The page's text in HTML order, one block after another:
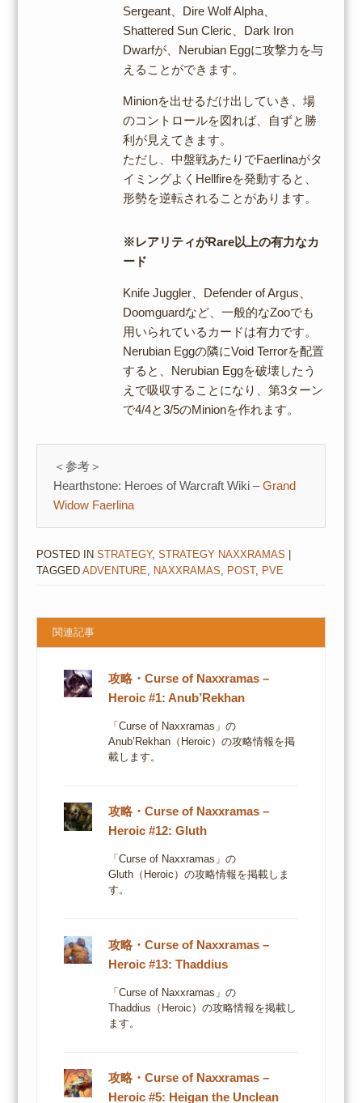
Sergeant、Dire Wolf Alpha、
Shattered Sun Cleric、Dark Iron
Dwarfが、Nerubian Eggに攻撃力を与
えることができます。
Minionを出せるだけ出していき、場
のコントロールを図れば、自ずと勝
利が見えてきます。
ただし、中盤戦あたりでFaerlinaがタ
イミングよくHellfireを発動すると、
形勢を逆転されることがあります。
※レアリティがRare以上の有力なカ
ード
Knife Juggler、Defender of Argus、
Doomguardなど、一般的なZooでも
用いられているカードは有力です。
Nerubian Eggの隣にVoid Terrorを配置
すると、Nerubian Eggを破壊したう
えで吸収することになり、第3ターン
で4/4と3/5のMinionを作れます。
＜参考＞
Hearthstone: Heroes of Warcraft Wiki –Grand
Widow Faerlina
POSTED IN STRATEGY, STRATEGY NAXXRAMAS |
TAGGED ADVENTURE NAXXRAMAS POST, PVE
関連記事
攻略・Curse of Naxxramas –
Heroic #1: Anub’Rekhan
「Curse of Naxxramas」の
Anub’Rekhan（Heroic）の攻略情報を掲
載します。
攻略・Curse of Naxxramas –
Heroic #12: Gluth
「Curse of Naxxramas」の
Gluth（Heroic）の攻略情報を掲載しま
す。
攻略・Curse of Naxxramas –
Heroic #13: Thaddius
「Curse of Naxxramas」の
Thaddius（Heroic）の攻略情報を掲載し
ます。
攻略・Curse of Naxxramas –
Heroic #5: Heigan the Unclean